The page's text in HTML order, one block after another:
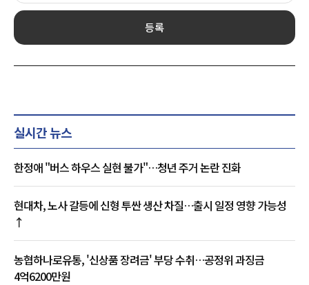
등록
실시간 뉴스
한정애 "버스 하우스 실현 불가"…청년 주거 논란 진화
현대차, 노사 갈등에 신형 투싼 생산 차질…출시 일정 영향 가능성
↑
농협하나로유통, '신상품 장려금' 부당 수취…공정위 과징금
4억6200만원